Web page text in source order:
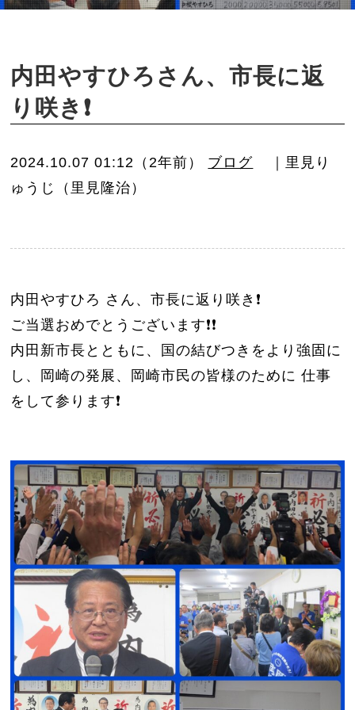
内田やすひろさん、市長に返
り咲き❗️
2024.10.07 01:12（2年前） ブログ
｜里見り
ゅうじ（里見隆治）
内田やすひろ さん、市長に返り咲き❗️
ご当選おめでとうございます❗️❗️
内田新市長とともに、国の結びつきをより強固に
し、岡崎の発展、岡崎市民の皆様のために 仕事
をして参ります❗️